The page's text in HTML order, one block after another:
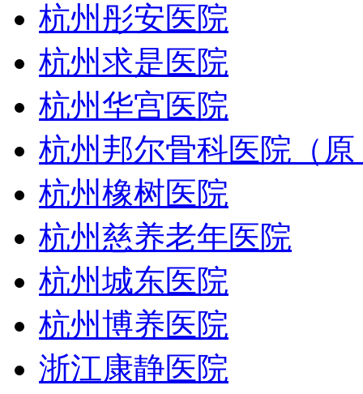
杭州彤安医院
杭州求是医院
杭州华宫医院
杭州邦尔骨科医院（
杭州橡树医院
杭州慈养老年医院
杭州城东医院
杭州博养医院
浙江康静医院